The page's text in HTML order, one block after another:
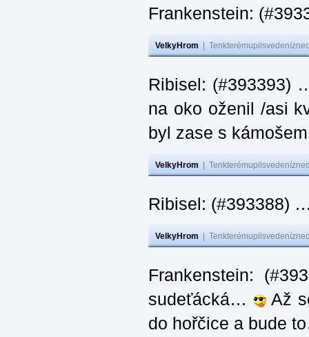
Frankenstein:
VelkyHrom
Ribisel: (#393393)
na oko oženil /asi
byl zase s
VelkyHrom
Ribisel: (#393388)
VelkyHrom
Frankenstein:
sudeťácká…
Až
do hořčice a bude